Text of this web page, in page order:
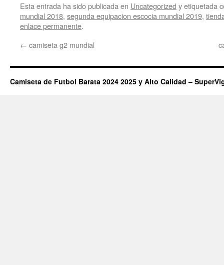
Esta entrada ha sido publicada en Uncategorized y etiquetada
mundial 2018, segunda equipacion escocia mundial 2019,
enlace permanente.
← camiseta g2 mundial
Camiseta de Futbol Barata 2024 2025 y Alto Calidad –